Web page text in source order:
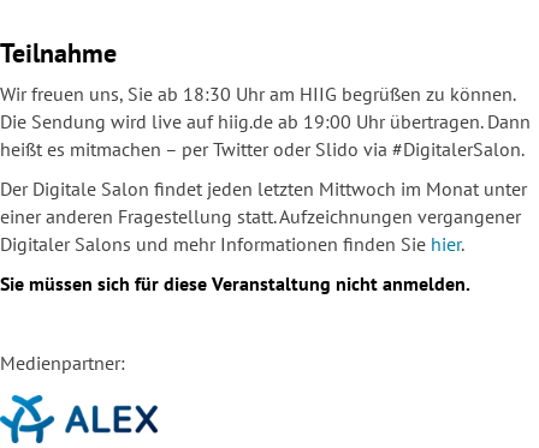
Teilnahme
Wir freuen uns, Sie ab 18:30 Uhr am HIIG begrüßen zu können.
Die Sendung wird live auf hiig.de ab 19:00 Uhr übertragen. Dann
heißt es mitmachen – per Twitter oder Slido via #DigitalerSalon.
Der Digitale Salon findet jeden letzten Mittwoch im Monat unter
einer anderen Fragestellung statt. Aufzeichnungen vergangener
Digitaler Salons und mehr Informationen finden Sie hier.
Sie müssen sich für diese Veranstaltung nicht anmelden.
Medienpartner: